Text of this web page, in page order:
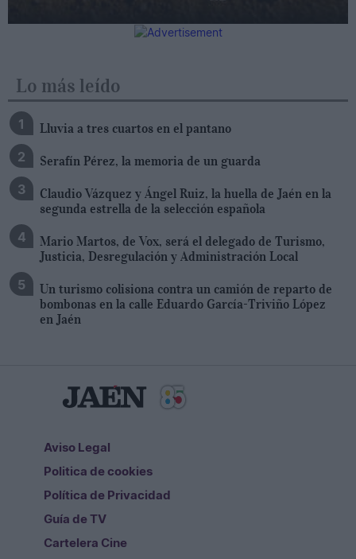
Lo más leído
Lluvia a tres cuartos en el pantano
Serafín Pérez, la memoria de un guarda
Claudio Vázquez y Ángel Ruiz, la huella de Jaén en la
segunda estrella de la selección española
Mario Martos, de Vox, será el delegado de Turismo,
Justicia, Desregulación y Administración Local
Un turismo colisiona contra un camión de reparto de
bombonas en la calle Eduardo García-Triviño López
en Jaén
Aviso Legal
Politica de cookies
Política de Privacidad
Guía de TV
Cartelera Cine